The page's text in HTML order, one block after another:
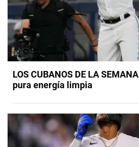
LOS CUBANOS DE LA
pura energía limpia